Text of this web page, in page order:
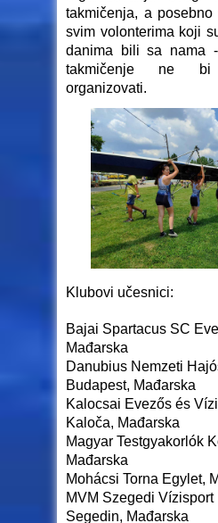
takmičenja, a
svim volonterima koji
danima bili sa nama
takmičenje ne
organizovati.
Klubovi učesnici:
Bajai Spartacus SC
Mađarska
Danubius Nemzeti
Budapest, Mađarska
Kalocsai Evezős és
Kaloča, Mađarska
Magyar Testgyakorlók
Mađarska
Mohácsi Torna Egylet,
MVM Szegedi Vízisport
Segedin, Mađarska